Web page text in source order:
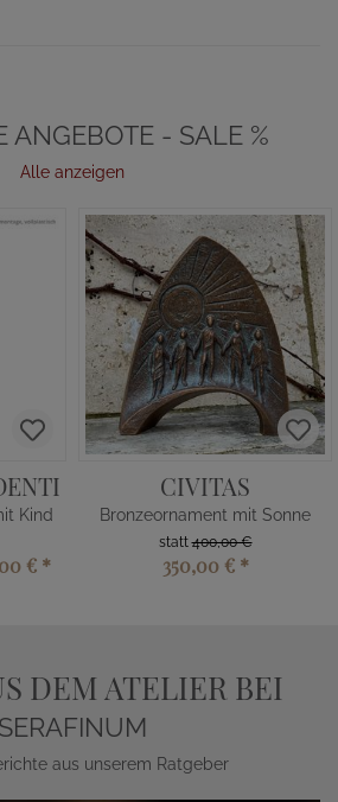
ANGEBOTE - SALE %
Alle anzeigen
Kind
€ *
CIVITAS
Bronzeornament mit Sonne
statt400,00 €
350,00 € *
DEM ATELIER BEI
SERAFINUM
aus unserem Ratgeber